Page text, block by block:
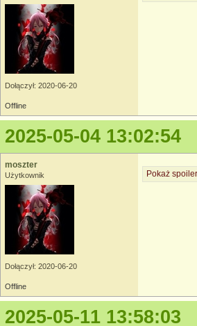
Dołączył: 2020-06-20
Offline
2025-05-04 13:02:54
moszter
Użytkownik
Dołączył: 2020-06-20
Pokaż spoiler
Offline
2025-05-11 13:58:03